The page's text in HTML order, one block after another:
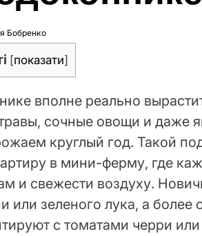
Бобренко
[показати]
вполне реально
сочные овощи и даже
круглый год. Такой
в мини-ферму, где
и свежести воздуху.
или зеленого лука, а более
с томатами черри